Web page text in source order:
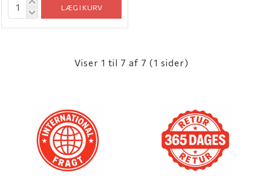
LÆG I KURV
Viser 1 til 7 af 7 (1 sider)